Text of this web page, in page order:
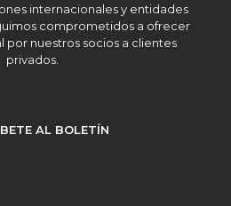
internacionales y entidades
comprometidos a ofrecer
por nuestros socios a clientes
privados.
AL BOLETÍN